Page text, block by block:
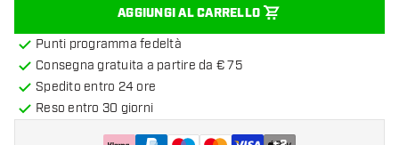
AGGIUNGI AL CARRELLO
Punti programma fedeltà
Consegna gratuita a partire da € 75
Spedito entro 24 ore
Reso entro 30 giorni